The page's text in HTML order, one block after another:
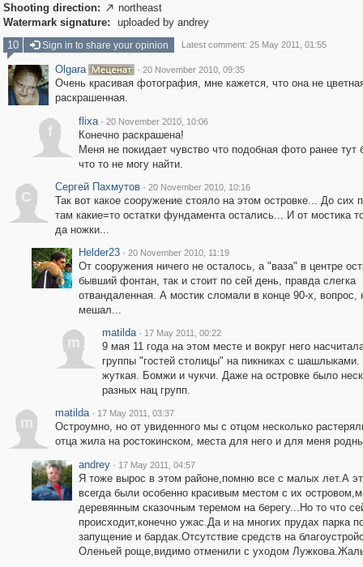
Shooting direction:  northeast
Watermark signature:
uploaded by andrey
10
Sign in to share your opinion Latest comment: 25 May 2011, 01:55
Olgara · 20 November 2010, 09:35
Очень красивая фотография, мне кажется, что она не
раскрашенная.
f
flixa · 20 November 2010, 10:06
Конечно раскрашена!
Меня не покидает чувство что подобная фото ранее тут
что то не могу найти.
С
Сергей Пахмутов · 20 November 2010, 10:16
Так вот какое сооружение стояло на этом островке... До сих
там какие=то остатки фундамента остались... И от мостика
да ножки...
Helder23 · 20 November 2010, 11:19
От сооружения ничего не осталось, а "ваза" в центре
бывший фонтан, так и стоит по сей день, правда слегка
отвандаленная. А мостик сломали в конце 90-х, вопрос,
мешал...
m
matilda · 17 May 2011, 00:22
9 мая 11 года на этом месте и вокруг него
группы "гостей столицы" на пикниках с шашлыками.
жуткая. Бомжи и чукчи. Даже на островке было
разных нац групп.
m
matilda · 17 May 2011, 03:37
Остроумно, но от увиденного мы с отцом несколько
отца жила на ростокинском, места для него и для меня
andrey · 17 May 2011, 04:57
Я тоже вырос в этом районе,помню все с малых лет.А
всегда были особенно красивым местом с их
деревянным сказочным теремом на берегу...Но то что
происходит,конечно ужас.Да и на многих прудах парка
запущение и бардак.Отсутствие средств на
Оленьей роще,видимо отменили с уходом